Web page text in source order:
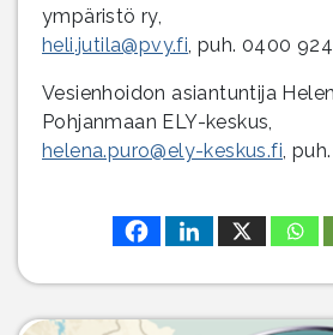
ympäristö ry,
heli.jutila@pvy.fi , puh. 0400
Vesienhoidon asiantuntija
Pohjanmaan ELY-keskus,
helena.puro@ely-keskus.fi ,